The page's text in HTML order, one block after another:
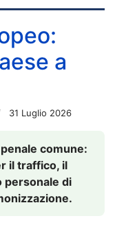
a
31 Luglio 2026
comune:
il traffico, il
personale di